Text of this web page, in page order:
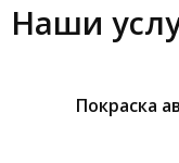
Наши
Покраска